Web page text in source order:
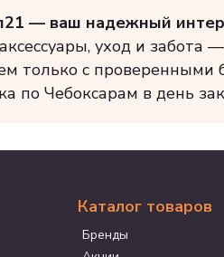
— ваш надежный
уход и
только с проверенными
по Чебоксарам в день
Каталог товаров
Бренды